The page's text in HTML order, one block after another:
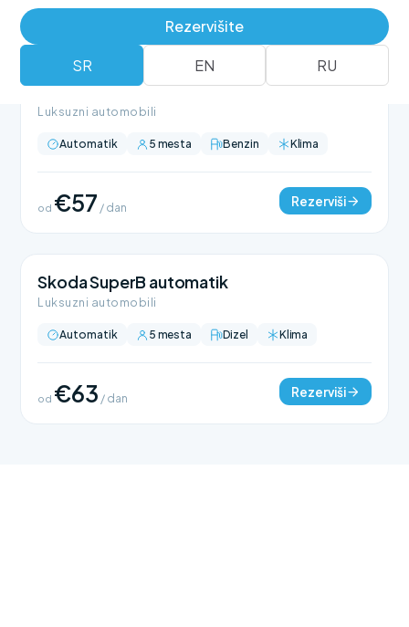
Rezervišite
SR EN RU
BMW 318 automatik
Luksuzni automobili
Automatik 5 mesta Benzin Klima
od €57 / dan Rezerviši
Skoda SuperB automatik
Luksuzni automobili
Automatik 5 mesta Dizel Klima
od €63 / dan Rezerviši